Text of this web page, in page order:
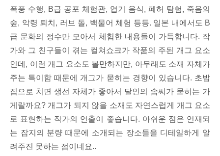
폭풍 수행, B급 공포 체험관, 엽기 음식, 폐허 탐험, 죽음의
숲, 악령 퇴치, 러브 돌, 백물어 체험 등등. 일본 내에서도 B
급 문화의 정수만 모아서 체험한 내용들이 가득합니다. 작
가와 그 친구들이 겪는 컬쳐쇼크가 작품의 주된 개그 요소
인데, 이런 개그 요소도 볼만하지만, 아무래도 소재 자체가
주는 특이함 때문에 개그가 묻히는 경향이 있습니다. 초밥
집으로 치면 생선 자체가 좋아서 달인의 솜씨가 묻히는 가
게랄까요? 개그가 되지 않을 소재도 자연스럽게 개그 요소
로 표현하는 작가의 연출이 좋습니다. 아쉬운 점은 연재되
는 잡지의 분량 때문에 소개되는 장소들을 디테일하게 알
려주진 못하는 점이네요..